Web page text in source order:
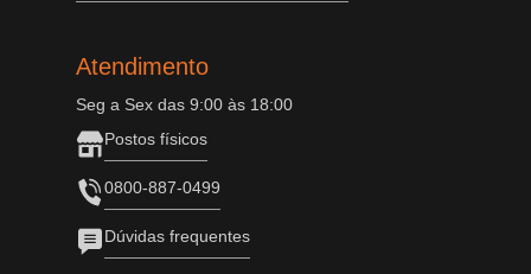
Atendimento
Seg a Sex das 9:00 às 18:00
Postos físicos
0800-887-0499
Dúvidas frequentes